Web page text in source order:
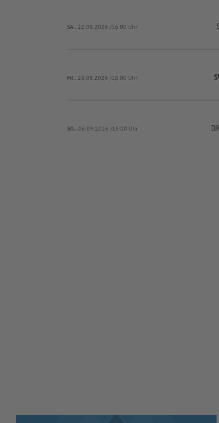
SA.. 22.08.2026 /16:00 Uhr
FR.. 28.08.2026 /18:00 Uhr
SO.. 06.09.2026 /15:00 Uhr